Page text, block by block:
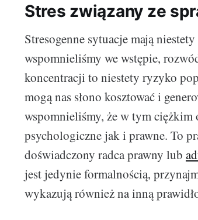
Stres związany ze
Stresogenne sytuacje mają
wspomnieliśmy we wstępie,
koncentracji to niestety ryzyko
mogą nas słono kosztować i
wspomnieliśmy, że w tym ciężkim
psychologiczne jak i prawne. To
doświadczony radca prawny lub
jest jedynie formalnością,
wykazują również na inną